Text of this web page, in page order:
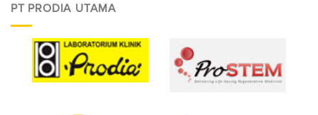
PT PRODIA UTAMA